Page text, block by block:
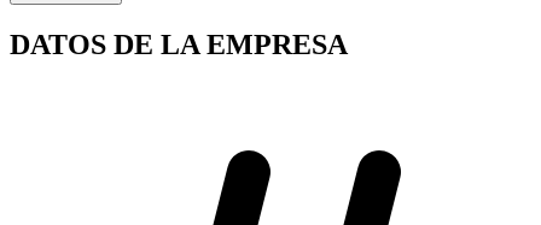
DATOS DE LA EMPRESA